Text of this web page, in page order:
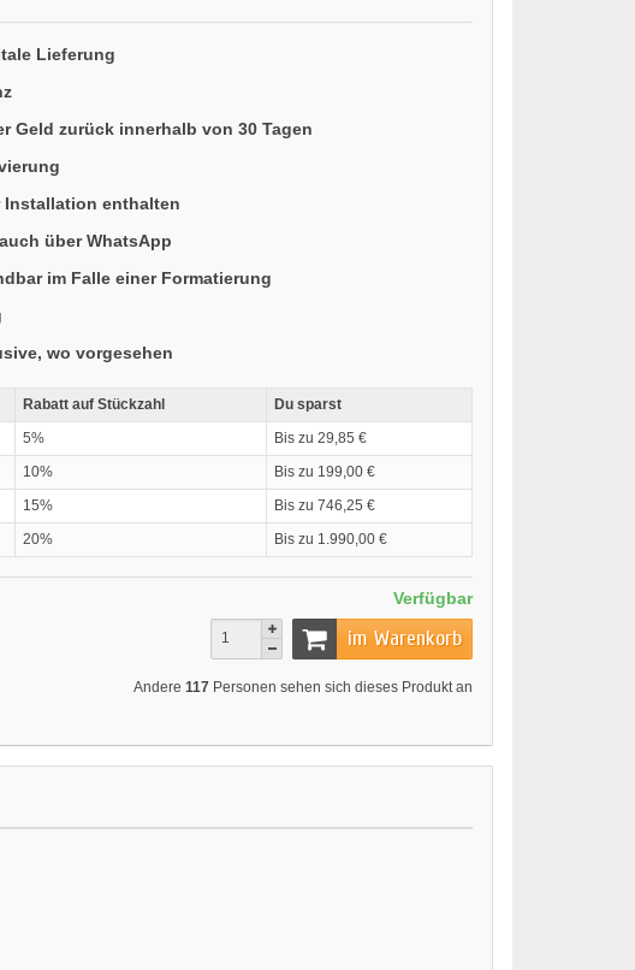
Lieferung
Geld zurück innerhalb von 30 Tagen
enthalten
über WhatsApp
im Falle einer Formatierung
wo vorgesehen
Rabatt auf Stückzahl
Du sparst
5%
Bis zu 29,85 €
10%
Bis zu 199,00 €
15%
Bis zu 746,25 €
20% Bis zu 1.990,00 €
Verfügbar
im Warenkorb
Andere 117 Personen sehen sich dieses Produkt an